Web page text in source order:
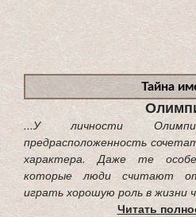
Тайна
...У личности
предрасположенность
характера. Даже те
которые люди считают
играть хорошую роль в жизни
Читать